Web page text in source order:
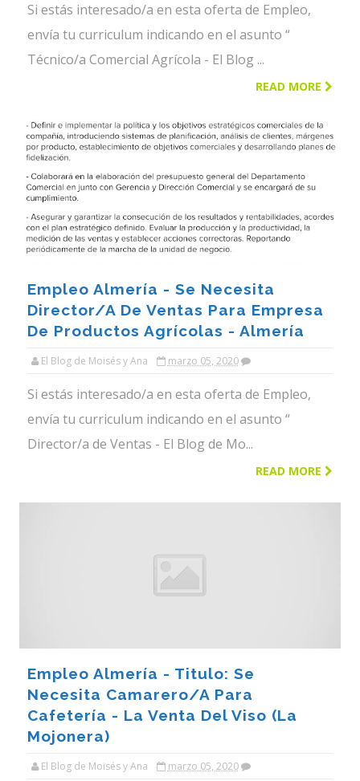
Si estás interesado/a en esta oferta de Empleo,
envía tu curriculum indicando en el asunto “
Técnico/a Comercial Agrícola - El Blog ...
READ MORE
Empleo Almería - Se Necesita
Director/a De Ventas Para Empresa
De Productos Agrícolas - Almería
El Blog de Moisés y Ana marzo 05, 2020
Si estás interesado/a en esta oferta de Empleo,
envía tu curriculum indicando en el asunto “
Director/a de Ventas - El Blog de Mo...
READ MORE
Empleo Almería - Titulo: Se
Necesita Camarero/a Para
Cafetería - La Venta Del Viso (La
Mojonera)
El Blog de Moisés y Ana marzo 05, 2020